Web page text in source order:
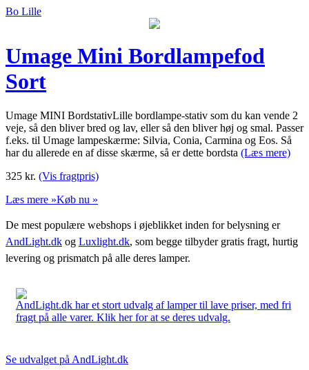
Bo Lille
Umage Mini Bordlampefod
Sort
Umage MINI BordstativLille bordlampe-stativ som du kan vende 2
veje, så den bliver bred og lav, eller så den bliver høj og smal. Passer
f.eks. til Umage lampeskærme: Silvia, Conia, Carmina og Eos. Så
har du allerede en af disse skærme, så er dette bordsta (Læs mere)
325 kr. (Vis fragtpris)
Læs mere »Køb nu »
De mest populære webshops i øjeblikket inden for belysning er
AndLight.dk og Luxlight.dk, som begge tilbyder gratis fragt, hurtig
levering og prismatch på alle deres lamper.
AndLight.dk har et stort udvalg af lamper til lave priser, med fri
fragt på alle varer. Klik her for at se deres udvalg.
Se udvalget på AndLight.dk